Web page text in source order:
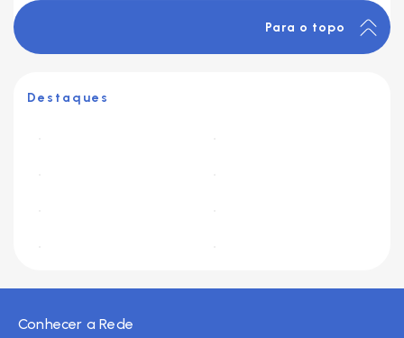
Para o topo
Destaques
Conhecer a Rede